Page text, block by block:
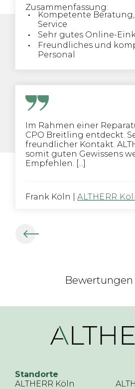
Zusammenfassung:
Kompetente
Service
Sehr gutes Online-
Freundliches und
Personal
Im Rahmen einer
CPO Breitling entdeckt.
freundlicher Kontakt.
somit guten Gewissens
Empfehlen. [...]
Frank Köln ALTHERR
Bewertungen
Standorte
ALTHERR Köln